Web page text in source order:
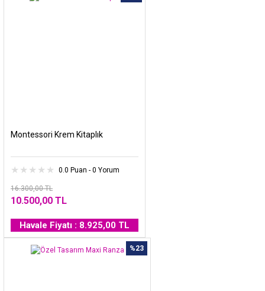
Montessori Krem Kitaplık
0.0 Puan - 0 Yorum
16.300,00 TL
10.500,00 TL
Havale Fiyatı : 8.925,00 TL
%23